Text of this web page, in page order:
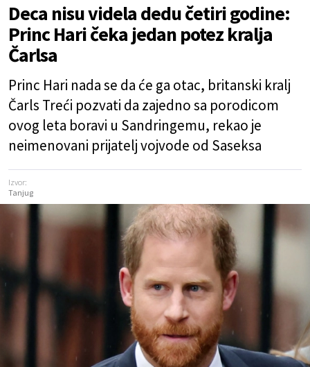
Deca nisu videla dedu četiri godine:
Princ Hari čeka jedan potez kralja
Čarlsa
Princ Hari nada se da će ga otac, britanski kralj
Čarls Treći pozvati da zajedno sa porodicom
ovog leta boravi u Sandringemu, rekao je
neimenovani prijatelj vojvode od Saseksa
Izvor:
Tanjug